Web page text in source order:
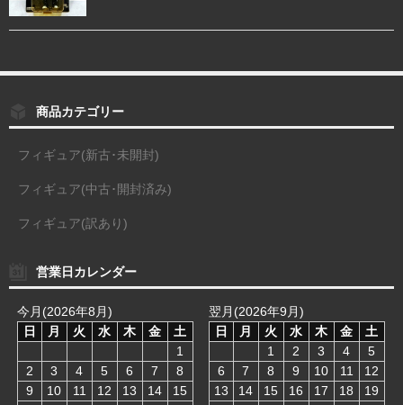
商品カテゴリー
フィギュア(新古･未開封)
フィギュア(中古･開封済み)
フィギュア(訳あり)
営業日カレンダー
今月(2026年8月)
日
月 火 水 木 金
土
1
2
3 4 5 6 7
8
9
10 11 12 13 14
15
翌月(2026年9月)
日
月 火 水 木 金
土
1
2 3 4
5
6
7 8 9 10 11
12
13
14 15 16 17 18
19